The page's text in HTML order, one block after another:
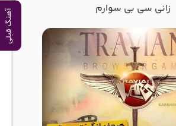
آهنگ قبلی
زانی سی بی سوارم